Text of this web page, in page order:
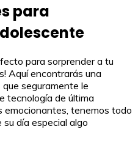
para
para sorprender a tu
Aquí encontrarás una
seguramente le
tecnología de última
emocionantes, tenemos todo
día especial algo